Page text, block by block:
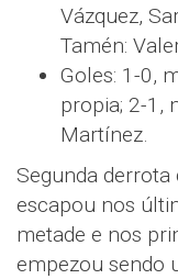
Vázquez,
Tamén:
Goles: 1-0,
propia; 2-1,
Martínez.
Segunda derrota
escapou nos
metade e nos
empezou sendo